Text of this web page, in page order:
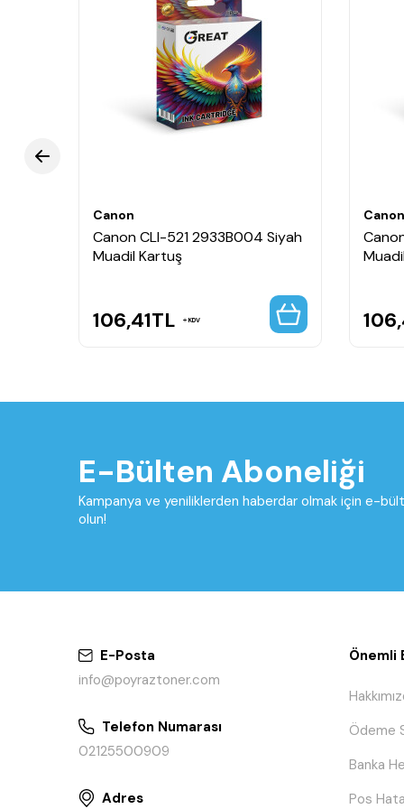
Canon
Canon CLI-521 2933B004 Siyah
Muadil Kartuş
106,41TL KDV
Canon
E-Bülten Aboneliği
Kampanya ve yeniliklerden haberdar olmak için e-
olun!
E-Posta
info@poyraztoner.com
Telefon Numarası
02125500909
Adres
Önemli
Ödeme
Banka
Pos